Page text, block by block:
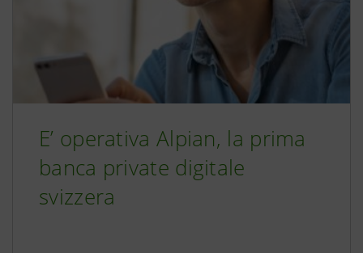
E’ operativa Alpian, la prima
banca private digitale
svizzera